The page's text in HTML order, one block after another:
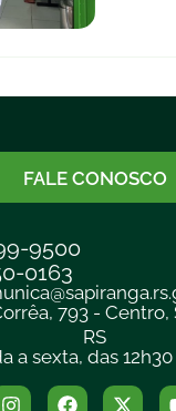
FALE CONOSCO
9500
0163
793 - Centro,
RS
a sexta, das 12h30